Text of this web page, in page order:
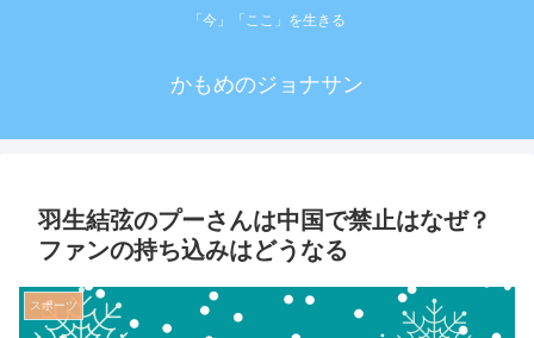
「今」「ここ」を生きる
かもめのジョナサン
羽生結弦のプーさんは中国で禁止はなぜ？
ファンの持ち込みはどうなる
スポーツ